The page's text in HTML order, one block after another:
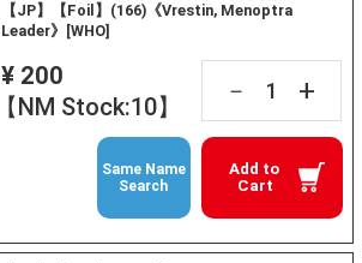
【JP】【Foil】(166)《Vrestin, Menoptra
Leader》[WHO]
¥ 200
【NM Stock:10】
－ +
Add to
Cart
Same Name
Search